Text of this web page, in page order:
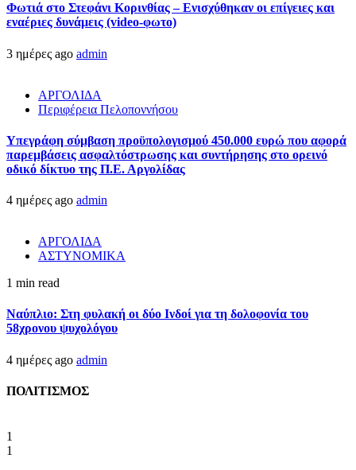
Φωτιά στο Στεφάνι Κορινθίας – Ενισχύθηκαν οι επίγειες και
εναέριες δυνάμεις (video-φωτο)
3 ημέρες ago admin
ΑΡΓΟΛΙΔΑ
Περιφέρεια Πελοποννήσου
Υπεγράφη σύμβαση προϋπολογισμού 450.000 ευρώ που αφορά
παρεμβάσεις ασφαλτόστρωσης και συντήρησης στο ορεινό
οδικό δίκτυο της Π.Ε. Αργολίδας
4 ημέρες ago admin
ΑΡΓΟΛΙΔΑ
ΑΣΤΥΝΟΜΙΚΑ
1 min read
Ναύπλιο: Στη φυλακή οι δύο Ινδοί για τη δολοφονία του
58χρονου ψυχολόγου
4 ημέρες ago admin
ΠΟΛΙΤΙΣΜΟΣ
1
1